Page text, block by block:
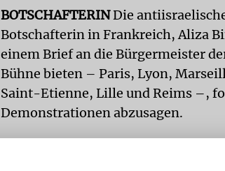
BOTSCHAFTERINDie
Botschafterin in Frankreich, Aliza
einem Brief an die Bürgermeister
Bühne bieten – Paris, Lyon,
Saint-Etienne, Lille und Reims –,
Demonstrationen abzusagen.